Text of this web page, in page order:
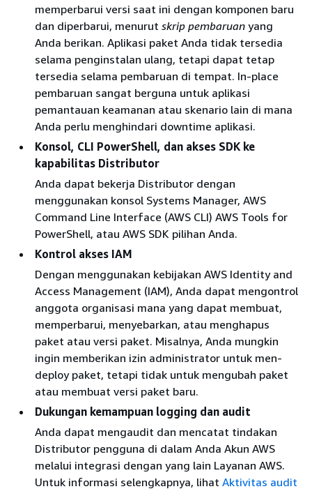
memperbarui versi saat ini dengan komponen baru
dan diperbarui, menurut skrip pembaruan yang
Anda berikan. Aplikasi paket Anda tidak tersedia
selama penginstalan ulang, tetapi dapat tetap
tersedia selama pembaruan di tempat. In-place
pembaruan sangat berguna untuk aplikasi
pemantauan keamanan atau skenario lain di mana
Anda perlu menghindari downtime aplikasi.
Konsol, CLI PowerShell, dan akses SDK ke
kapabilitas Distributor
Anda dapat bekerja Distributor dengan
menggunakan konsol Systems Manager, AWS
Command Line Interface (AWS CLI) AWS Tools for
PowerShell, atau AWS SDK pilihan Anda.
Kontrol akses IAM
Dengan menggunakan kebijakan AWS Identity and
Access Management (IAM), Anda dapat mengontrol
anggota organisasi mana yang dapat membuat,
memperbarui, menyebarkan, atau menghapus
paket atau versi paket. Misalnya, Anda mungkin
ingin memberikan izin administrator untuk men-
deploy paket, tetapi tidak untuk mengubah paket
atau membuat versi paket baru.
Dukungan kemampuan logging dan audit
Anda dapat mengaudit dan mencatat tindakan
Distributor pengguna di dalam Anda Akun AWS
melalui integrasi dengan yang lain Layanan AWS.
Untuk informasi selengkapnya, lihat Aktivitas audit